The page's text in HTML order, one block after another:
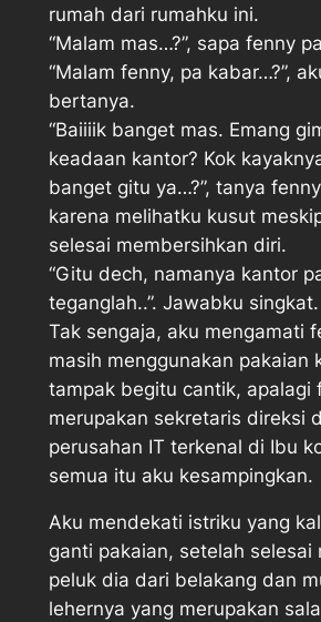
rumah dari rumahku ini.
“Malam mas…?”, sapa fenny
“Malam fenny, pa kabar…?”,
bertanya.
“Baiiiik banget mas. Emang
keadaan kantor? Kok
banget gitu ya…?”, tanya
karena melihatku kusut
selesai membersihkan diri.
“Gitu dech, namanya kantor
teganglah..”. Jawabku singkat.
Tak sengaja, aku mengamati
masih menggunakan pakaian
tampak begitu cantik, apalagi
merupakan sekretaris direksi
perusahan IT terkenal di Ibu
semua itu aku kesampingkan.
Aku mendekati istriku yang
ganti pakaian, setelah selesai
peluk dia dari belakang dan
lehernya yang merupakan